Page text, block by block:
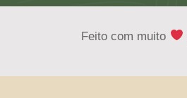
Feito com muito